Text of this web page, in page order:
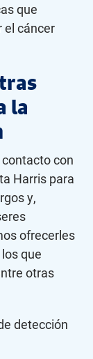
que
el cáncer
la
contacto con
Harris para
y,
ofrecerles
que
otras
detección